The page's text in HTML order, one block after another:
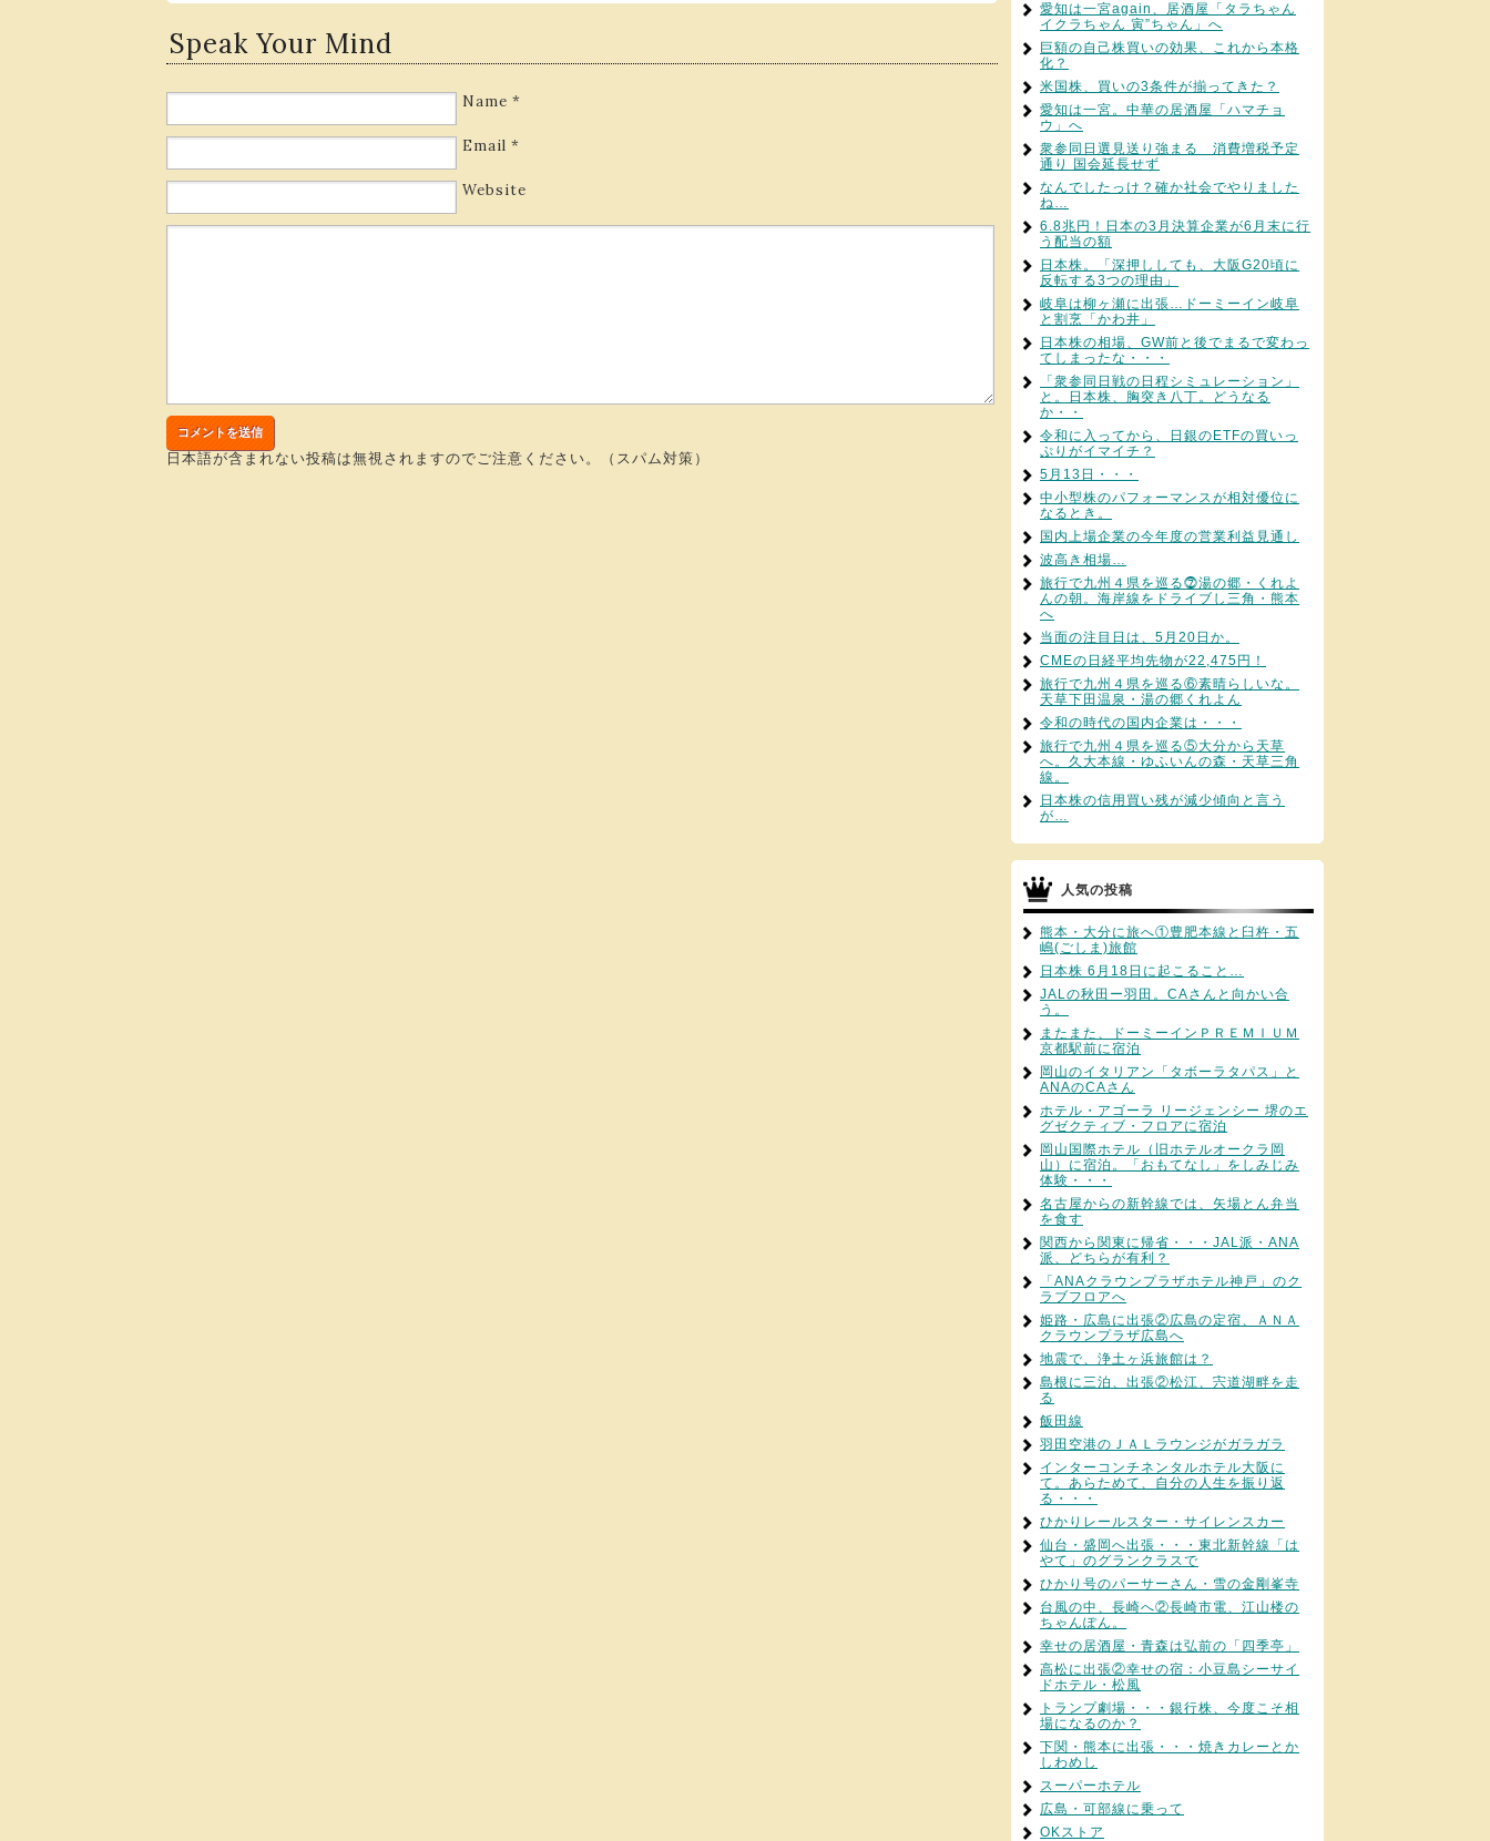
Speak Your Mind
Name *
Email *
Website
日本語が含まれない投稿は無視されますのでご注意ください。（スパム対策）
愛知は一宮again、居酒屋「タラちゃん
イクラちゃん 寅”ちゃん」へ
巨額の自己株買いの効果、これから本格
化？
米国株、買いの3条件が揃ってきた？
愛知は一宮。中華の居酒屋「ハマチョ
ウ」へ
衆参同日選見送り強まる 消費増税予定
通り 国会延長せず
なんでしたっけ？確か社会でやりました
ね…
6.8兆円！日本の3月決算企業が6月末に行
う配当の額
日本株。「深押ししても、大阪G20頃に
反転する3つの理由」
岐阜は柳ヶ瀬に出張…ドーミーイン岐阜
と割烹「かわ井」
日本株の相場、GW前と後でまるで変わっ
てしまったな・・・
「衆参同日戦の日程シミュレーション」
と。日本株、胸突き八丁。どうなる
か・・
令和に入ってから、日銀のETFの買いっ
ぷりがイマイチ？
5月13日・・・
中小型株のパフォーマンスが相対優位に
なるとき。
国内上場企業の今年度の営業利益見通し
波高き相場…
旅行で九州４県を巡る⓻湯の郷・くれよ
んの朝。海岸線をドライブし三角・熊本
へ
当面の注目日は、5月20日か。
CMEの日経平均先物が22,475円！
旅行で九州４県を巡る⑥素晴らしいな。
天草下田温泉・湯の郷くれよん
令和の時代の国内企業は・・・
旅行で九州４県を巡る⑤大分から天草
へ。久大本線・ゆふいんの森・天草三角
線。
日本株の信用買い残が減少傾向と言う
が…
人気の投稿
熊本・大分に旅へ①豊肥本線と臼杵・五
嶋(ごしま)旅館
日本株 6月18日に起こること…
JALの秋田ー羽田。CAさんと向かい合
う。
またまた、ドーミーインＰＲＥＭＩＵＭ
京都駅前に宿泊
岡山のイタリアン「タボーラタパス」と
ANAのCAさん
ホテル・アゴーラ リージェンシー 堺のエ
グゼクティブ・フロアに宿泊
岡山国際ホテル（旧ホテルオークラ岡
山）に宿泊。「おもてなし」をしみじみ
体験・・・
名古屋からの新幹線では、矢場とん弁当
を食す
関西から関東に帰省・・・JAL派・ANA
派、どちらが有利？
「ANAクラウンプラザホテル神戸」のク
ラブフロアへ
姫路・広島に出張②広島の定宿、ＡＮＡ
クラウンプラザ広島へ
地震で、浄土ヶ浜旅館は？
島根に三泊、出張②松江、宍道湖畔を走
る
飯田線
羽田空港のＪＡＬラウンジがガラガラ
インターコンチネンタルホテル大阪に
て。あらためて、自分の人生を振り返
る・・・
ひかりレールスター・サイレンスカー
仙台・盛岡へ出張・・・東北新幹線「は
やて」のグランクラスで
ひかり号のパーサーさん・雪の金剛峯寺
台風の中、長崎へ②長崎市電、江山楼の
ちゃんぽん。
幸せの居酒屋・青森は弘前の「四季亭」
高松に出張②幸せの宿：小豆島シーサイ
ドホテル・松風
トランプ劇場・・・銀行株、今度こそ相
場になるのか？
下関・熊本に出張・・・焼きカレーとか
しわめし
スーパーホテル
広島・可部線に乗って
OKストア